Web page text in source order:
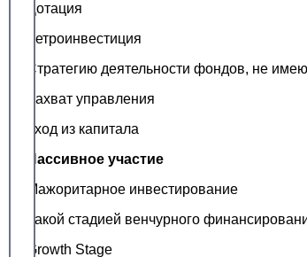
Дотация
Ретроинвестиция
Стратегию деятельности фондов, не
Захват управления
Уход из капитала
Пассивное участие
Мажоритарное инвестирование
Какой стадией венчурного
Growth Stage